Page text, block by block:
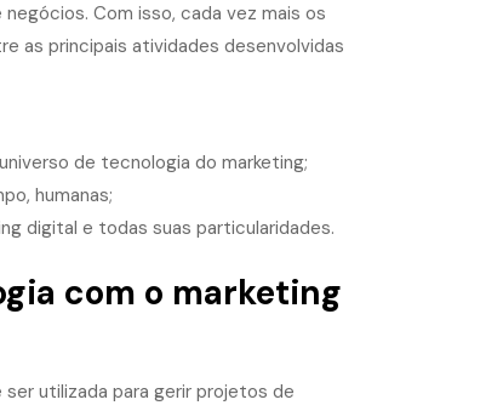
Com isso, cada vez mais os
as principais atividades desenvolvidas
de tecnologia do marketing;
humanas;
digital e todas suas particularidades.
com o marketing
utilizada para gerir projetos de